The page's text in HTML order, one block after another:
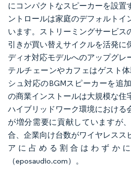
にコンパクトなスピーカーを設置
ントロールは家庭のデフォルトイ
います。ストリーミングサービス
引きが買い替えサイクルを活発に
ディオ対応モデルへのアップグレ
テルチェーンやカフェはゲスト
シュ対応のBGMスピーカーを追
の商業インストールは大規模な住
ハイブリッドワーク環境における
が増分需要に貢献していますが
合、企業向け台数がワイヤレスス
アに占める割合はわずか
（eposaudio.com）。